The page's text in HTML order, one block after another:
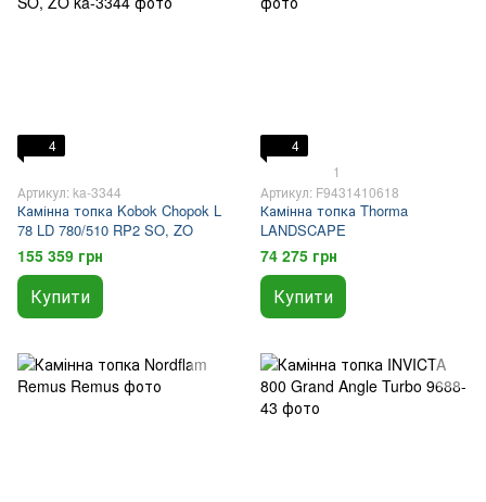
4
Артикул: ka-3344
Камінна топка Kobok Chopok L
78 LD 780/510 RP2 SO, ZO
155 359 грн
Купити
4
1
Артикул: F9431410618
Камінна топка Thorma
LANDSCAPE
74 275 грн
Купити